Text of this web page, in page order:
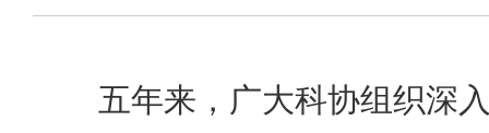
五年来，广大科协组织深